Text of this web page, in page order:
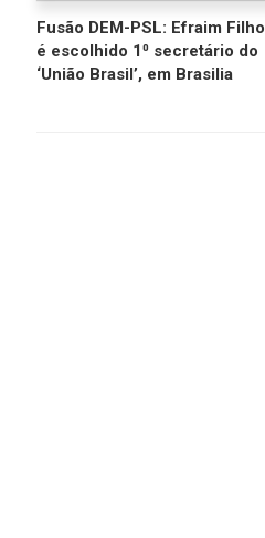
Fusão DEM-PSL: Efraim Filho
é escolhido 1⁰ secretário do
‘União Brasil’, em Brasilia